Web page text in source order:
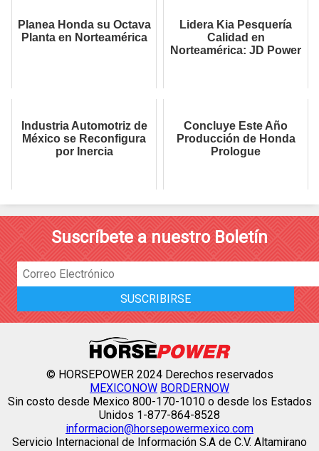
Planea Honda su Octava
Planta en Norteamérica
Lidera Kia Pesquería
Calidad en
Norteamérica: JD Power
Industria Automotriz de
México se Reconfigura
por Inercia
Concluye Este Año
Producción de Honda
Prologue
Suscríbete a nuestro Boletín
© HORSEPOWER 2024 Derechos reservados
MEXICONOW BORDERNOW
Sin costo desde Mexico 800-170-1010 o desde los Estados
Unidos 1-877-864-8528
informacion@horsepowermexico.com
Servicio Internacional de Información S.A de C.V. Altamirano